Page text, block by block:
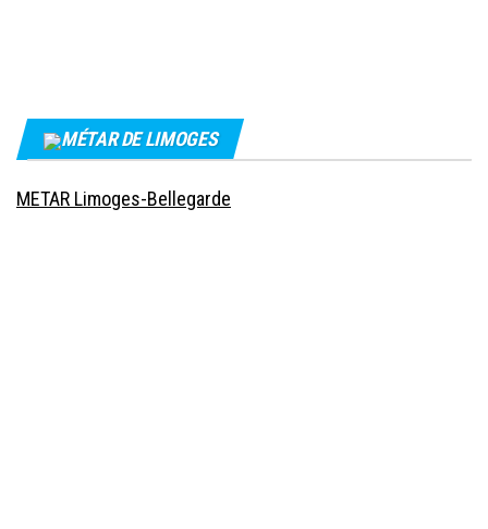
MÉTAR DE LIMOGES
METAR Limoges-Bellegarde